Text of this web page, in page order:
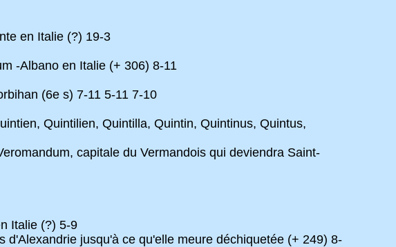
en Italie (?) 19-3
-Albano en Italie (+ 306) 8-11
(6e s) 7-11 5-11 7-10
Quintilien, Quintilla, Quintin, Quintinus, Quintus,
capitale du Vermandois qui deviendra Saint-
Italie (?) 5-9
jusqu'à ce qu'elle meure déchiquetée (+ 249) 8-